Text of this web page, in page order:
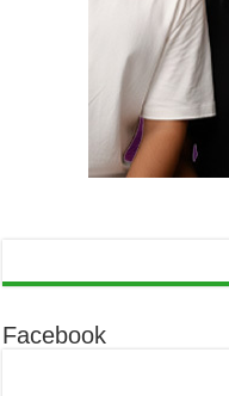
Facebook